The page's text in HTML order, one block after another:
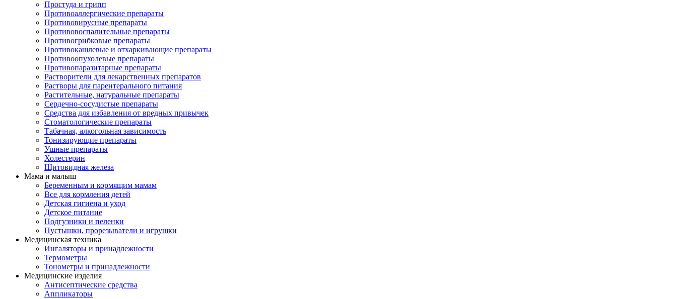
Простуда и грипп
Противоаллергические препараты
Противовирусные препараты
Противовоспалительные препараты
Противогрибковые препараты
Противокашлевые и отхаркивающие препараты
Противоопухолевые препараты
Противопаразитарные препараты
Растворители для лекарственных препаратов
Растворы для парентерального питания
Растительные, натуральные препараты
Сердечно-сосудистые препараты
Средства для избавления от вредных привычек
Стоматологические препараты
Табачная, алкогольная зависимость
Тонизирующие препараты
Ушные препараты
Холестерин
Щитовидная железа
Мама и малыш
Беременным и кормящим мамам
Все для кормления детей
Детская гигиена и уход
Детское питание
Подгузники и пеленки
Пустышки, прорезыватели и игрушки
Медицинская техника
Ингаляторы и принадлежности
Термометры
Тонометры и принадлежности
Медицинские изделия
Антисептические средства
Аппликаторы